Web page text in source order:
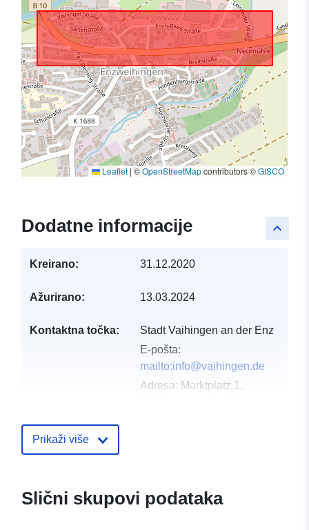
Leaflet|©OpenStreetMapcontributors ©GISCO
keyboard_arrow_up
Dodatne informacije
Kreirano: 31.12.2020
Ažurirano: 13.03.2024
Kontaktna točka:
Stadt Vaihingen an der Enz
E-pošta:
mailto:info@vaihingen.de
Adresa: Marktplatz 1,
Kataloški
registar:
Dodano u data.europa.eu:
2026
Prikaži više
Slični skupovi podataka